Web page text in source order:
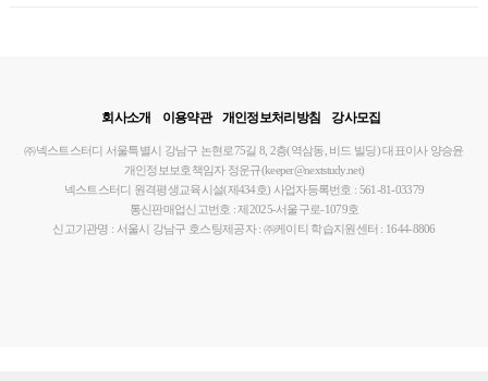
회사소개 이용약관 개인정보처리방침 강사모집
㈜넥스트스터디 서울특별시 강남구 논현로75길 8, 2층(역삼동, 비드 빌딩)대표이사 양승윤
개인정보보호책임자 정운규(keeper@nextstudy.net)
넥스트스터디 원격평생교육시설(제434호) 사업자등록번호 : 561-81-03379
통신판매업신고번호 : 제2025-서울구로-1079호
신고기관명 : 서울시 강남구 호스팅제공자 : ㈜케이티 학습지원센터 : 1644-8806